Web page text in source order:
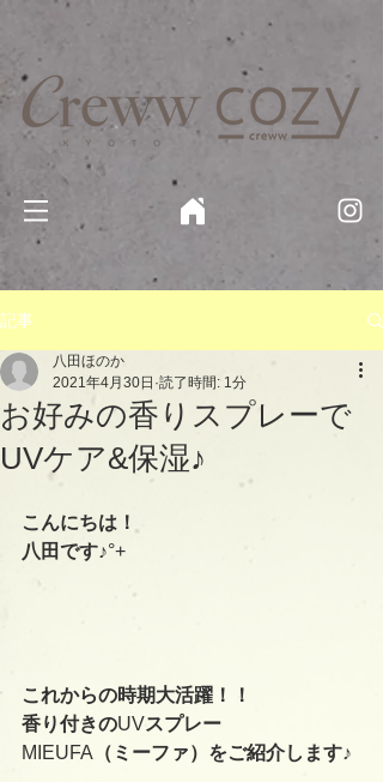
京都・四条 烏丸の美容室・美容院【Creww KYOTO (クルー)】【cozy creww(コージークルー)】 京都市 ヘ
記事
お好みの香りスプレーで
UVケア&保湿♪
八田ほのか
2021年4月30日 読了時間: 1分
こんにちは！
八田です♪°+
これからの時期大活躍！！
香り付きのUVスプレー
MIEUFA （ミーファ）をご紹介します♪